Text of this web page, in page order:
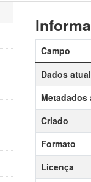
Campo
Dados
Metadados
Criado
Formato
Licença